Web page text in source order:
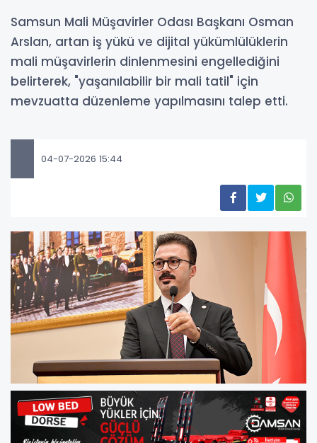
Samsun Mali Müşavirler Odası Başkanı Osman
Arslan, artan iş yükü ve dijital yükümlülüklerin
mali müşavirlerin dinlenmesini engellediğini
belirterek, "yaşanılabilir bir mali tatil" için
mevzuatta düzenleme yapılmasını talep etti.
04-07-2026 15:44